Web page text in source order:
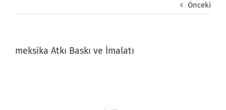
Önceki
meksika Atkı Baskı ve İmalatı